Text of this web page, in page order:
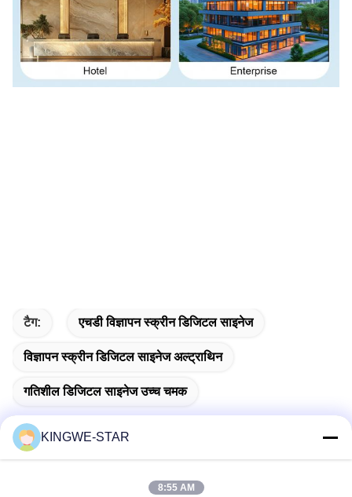
टैग: एचडी विज्ञापन स्क्रीन डिजिटल साइनेज
विज्ञापन स्क्रीन डिजिटल साइनेज अल्ट्राथिन
गतिशील डिजिटल साइनेज उच्च चमक
KINGWE-STAR
8:55 AM